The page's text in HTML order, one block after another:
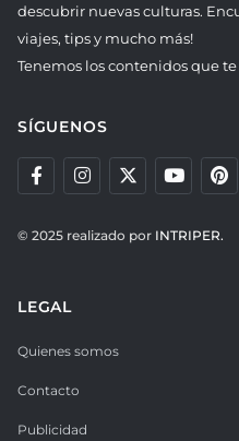
descubrir nuevas culturas.
viajes, tips y mucho más!
Tenemos los contenidos que
SÍGUENOS
© 2025 realizado por INTRIPER.
LEGAL
Quienes somos
Contacto
Publicidad